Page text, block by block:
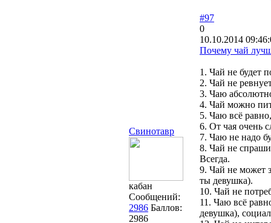
Свинотавр
кабан
Сообщений:
2986 Баллов:
2986
#97
0
10.10.2014
Почему чай
1. Чай не будет
2. Чай не
3. Чаю
4. Чай можно
5. Чаю всё
6. От чая очень
7. Чаю не надо
8. Чай не
Всегда.
9. Чай не может
ты девушка).
10. Чай не
11. Чаю всё
девушка),